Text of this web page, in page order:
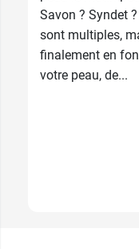
Savon ? Syndet
sont multiples,
finalement en
votre peau, de...